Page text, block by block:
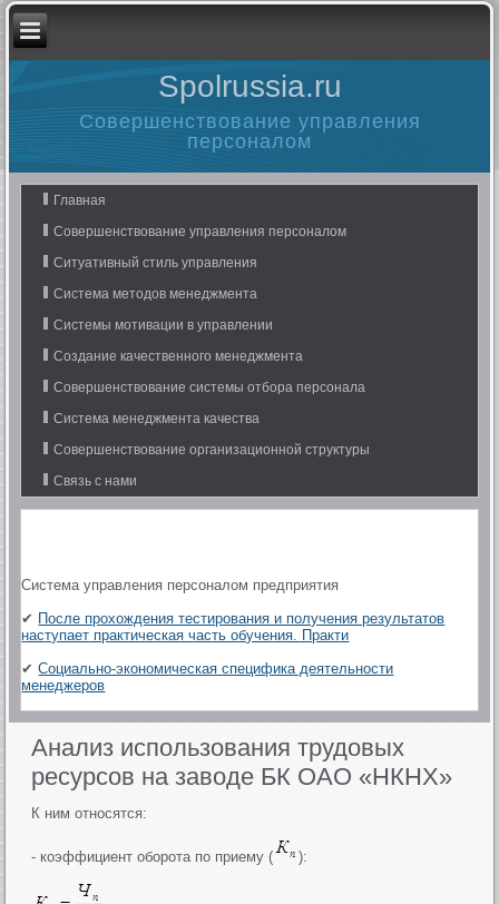
Spolrussia.ru
Совершенствование управления
персоналом
Главная
Совершенствование управления персоналом
Ситуативный стиль управления
Система методов менеджмента
Системы мотивации в управлении
Создание качественного менеджмента
Совершенствование системы отбора персонала
Система менеджмента качества
Совершенствование организационной структуры
Связь с нами
Система управления персоналом предприятия
✔ После прохождения тестирования и получения результатов
наступает практическая часть обучения. Практи
✔Социально-экономическая специфика деятельности
менеджеров
Анализ использования трудовых
ресурсов на заводе БК ОАО «НКНХ»
К ним относятся:
- коэффициент оборота по приему ( ):